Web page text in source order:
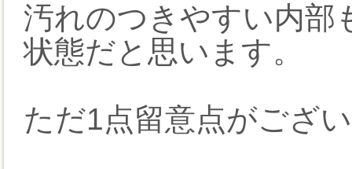
汚れのつきやすい内部
状態だと思います。
ただ1点留意点がござ